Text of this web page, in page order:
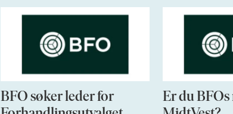
BFO søker leder for
Er du BFOs